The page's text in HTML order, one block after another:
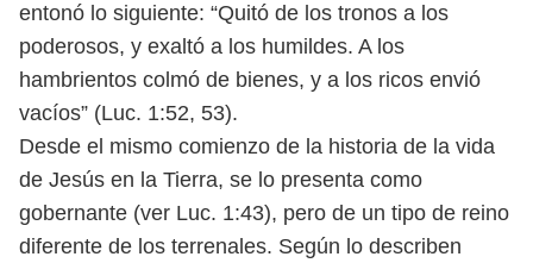
entonó lo siguiente: “Quitó de los tronos a los
poderosos, y exaltó a los humildes. A los
hambrientos colmó de bienes, y a los ricos envió
vacíos” (Luc. 1:52, 53).
Desde el mismo comienzo de la historia de la vida
de Jesús en la Tierra, se lo presenta como
gobernante (ver Luc. 1:43), pero de un tipo de reino
diferente de los terrenales. Según lo describen